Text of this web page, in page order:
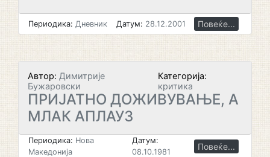
Периодика: Дневник Датум: 28.12.2001 Повеќе...
Автор: Димитрије
Бужаровски
Категорија:
критика
ПРИЈАТНО ДОЖИВУВАЊЕ, А
МЛАК АПЛАУЗ
Периодика: Нова
Македонија
Датум:
08.10.1981
Повеќе...